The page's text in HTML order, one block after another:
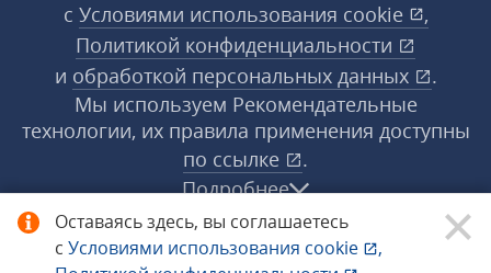
Оставаясь здесь, вы соглашаетесь
с Условиями использования cookie
,
с Условиями использования cookie
,
Политикой конфиденциальности
и обработкой персональных данных
.
Мы используем Рекомендательные
технологии, их правила применения доступны
по ссылке
.
Подробнее
© 1998−2026 «1С‑Рарус» ®. Все права